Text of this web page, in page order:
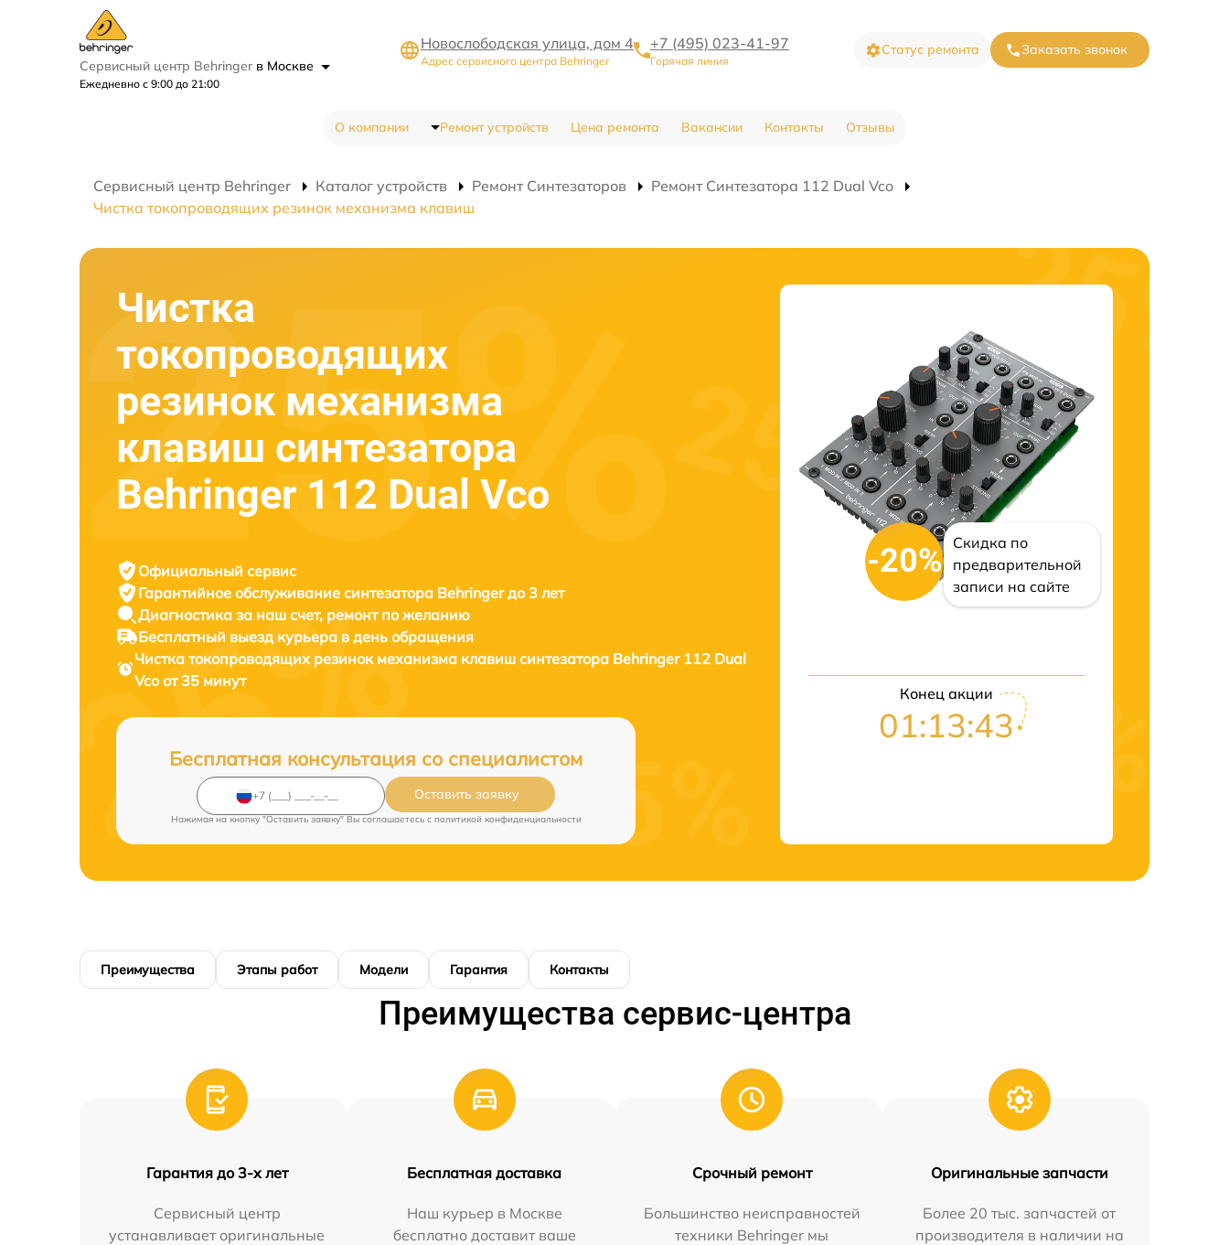
Сервисный центр Behringer в Москве
Ежедневно с 9:00 до 21:00
Новослободская улица, дом 4
Адрес сервисного центра Behringer
+7 (495) 023-41-97
Горячая линия
Статус ремонта Заказать звонок
О компании Ремонт устройств Цена ремонта Вакансии Контакты Отзывы
Сервисный центр Behringer Каталог устройств Ремонт Синтезаторов
Ремонт Синтезатора 112 Dual Vco
Чистка токопроводящих резинок механизма клавиш
Чистка
токопроводящих
резинок механизма
клавиш синтезатора
Behringer 112 Dual Vco
Официальный сервис
Гарантийное обслуживание синтезатора Behringer до 3 лет
Диагностика за наш счет, ремонт по желанию
Бесплатный выезд курьера в день обращения
Чистка токопроводящих резинок механизма клавиш синтезатора Behringer 112 Dual
Vco от 35 минут
Бесплатная консультация со специалистом
Оставить заявку
Нажимая на кнопку "Оставить заявку" Вы соглашаетесь c политикой конфиденциальности
-20%
Скидка по
предварительной
записи на сайте
Конец акции
01:13:42
Преимущества Этапы работ Модели Гарантия Контакты
Преимущества сервис-центра
Гарантия до 3-х лет
Сервисный центр
устанавливает оригинальные
Бесплатная доставка
Наш курьер в Москве
бесплатно доставит ваше
Срочный ремонт
Большинство неисправностей
техники Behringer мы
Оригинальные запчасти
Более 20 тыс. запчастей от
производителя в наличии на